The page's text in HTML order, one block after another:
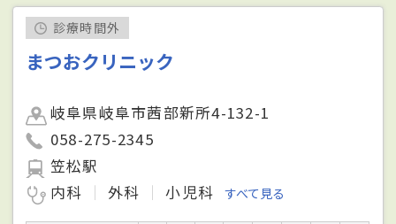
診療時間外
まつおクリニック
岐阜県岐阜市茜部新所4-132-1
058-275-2345
笠松駅
内科
外科 小児科 すべて見る